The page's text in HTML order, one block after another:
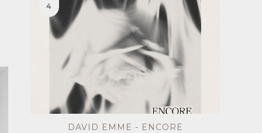
DAVID EMME - ENCORE